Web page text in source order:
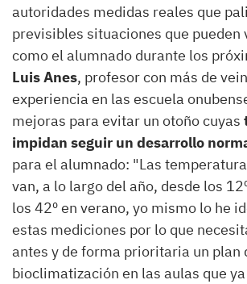
autoridades medidas reales que
previsibles situaciones que pueden
como el alumnado durante los
Luis Anes, profesor con más de
experiencia en las escuela
mejoras para evitar un otoño cuyas
impidan seguir un desarrollo
para el alumnado: "Las
van, a lo largo del año, desde los
los 42º en verano, yo mismo lo he
estas mediciones por lo que
antes y de forma prioritaria un plan
bioclimatización en las aulas que